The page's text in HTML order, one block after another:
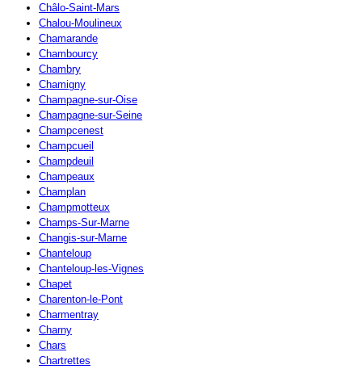
Châlo-Saint-Mars
Chalou-Moulineux
Chamarande
Chambourcy
Chambry
Chamigny
Champagne-sur-Oise
Champagne-sur-Seine
Champcenest
Champcueil
Champdeuil
Champeaux
Champlan
Champmotteux
Champs-Sur-Marne
Changis-sur-Marne
Chanteloup
Chanteloup-les-Vignes
Chapet
Charenton-le-Pont
Charmentray
Charny
Chars
Chartrettes